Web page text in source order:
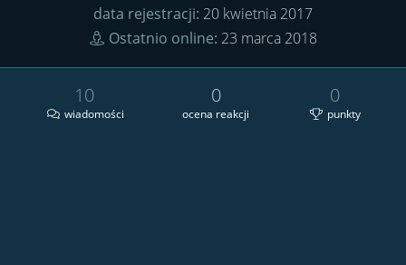
data rejestracji 20 kwietnia 2017
Ostatnio online 23 marca 2018
wiadomości
10
ocena reakcji
0
punkty
0